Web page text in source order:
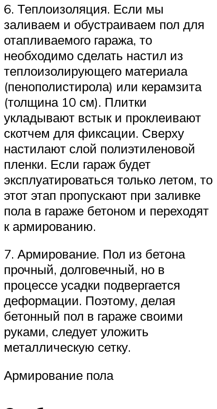
6. Теплоизоляция. Если мы
заливаем и обустраиваем пол для
отапливаемого гаража, то
необходимо сделать настил из
теплоизолирующего материала
(пенополистирола) или керамзита
(толщина 10 см). Плитки
укладывают встык и проклеивают
скотчем для фиксации. Сверху
настилают слой полиэтиленовой
пленки. Если гараж будет
эксплуатироваться только летом, то
этот этап пропускают при заливке
пола в гараже бетоном и переходят
к армированию.
7. Армирование. Пол из бетона
прочный, долговечный, но в
процессе усадки подвергается
деформации. Поэтому, делая
бетонный пол в гараже своими
руками, следует уложить
металлическую сетку.
Армирование пола